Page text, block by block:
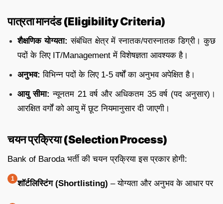
पात्रता मानदंड (Eligibility Criteria)
शैक्षणिक योग्यता: संबंधित क्षेत्र में स्नातक/परास्नातक डिग्री। कुछ
पदों के लिए IT/Management में विशेषज्ञता आवश्यक है।
अनुभव: विभिन्न पदों के लिए 1-5 वर्षों का अनुभव अपेक्षित है।
आयु सीमा: न्यूनतम 21 वर्ष और अधिकतम 35 वर्ष (पद अनुसार)।
आरक्षित वर्गों को आयु में छूट नियमानुसार दी जाएगी।
चयन प्रक्रिया (Selection Process)
Bank of Baroda भर्ती की चयन प्रक्रिया इस प्रकार होगी:
शॉर्टलिस्टिंग (Shortlisting) – योग्यता और अनुभव के आधार पर